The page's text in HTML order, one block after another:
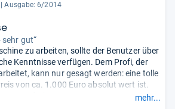
Ausgabe: 6/2014
sehr gut“
zu arbeiten, sollte der Benutzer über
Kenntnisse verfügen. Dem Profi, der
kann nur gesagt werden: eine tolle
von ca. 1.000 Euro absolut wert ist.
mehr...